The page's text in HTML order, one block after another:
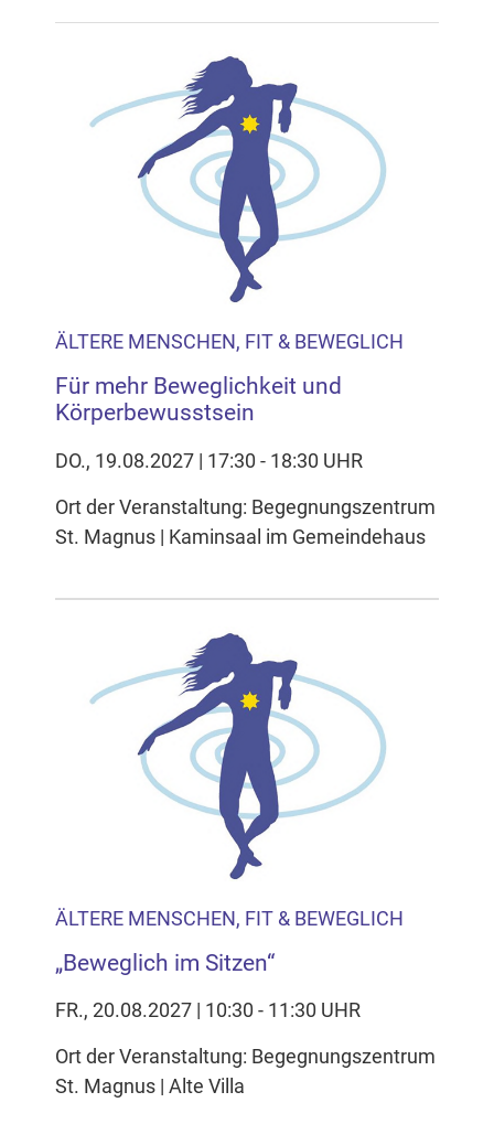
Mit dem Laden der Karte akzeptieren Sie, dass die
Anwendung Google Maps beim Aktivieren von
Inhalten Cookies auf Ihrem Gerät setzt, z.B. zwecks
Reichweitenmessung und profilbasierter Werbung.
zur Datenschutzerklärung
Hier können Sie Ihre Cookie-
Einstellungen anpassen
ÄLTERE MENSCHEN, FIT & BEWEGLICH
Für mehr Beweglichkeit und
Körperbewusstsein
DO., 19.08.2027 | 17:30 - 18:30 UHR
Ort der Veranstaltung: Begegnungszentrum
St. Magnus | Kaminsaal im Gemeindehaus
ÄLTERE MENSCHEN, FIT & BEWEGLICH
„Beweglich im Sitzen“
FR., 20.08.2027 | 10:30 - 11:30 UHR
Ort der Veranstaltung: Begegnungszentrum
St. Magnus | Alte Villa